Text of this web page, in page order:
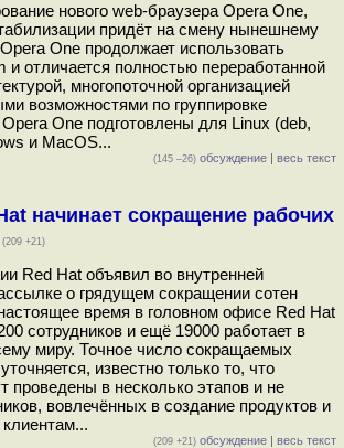
нового web-браузера Opera One,
придёт на смену нынешнему
One продолжает использовать
и отличается полностью переработанной
многопоточной организацией
возможностями по группировке
One подготовлены для Linux (deb,
и MacOS...
(145 –26) обсуждение | весь текст
начинает сокращение рабочих
(209 +21)
Red Hat объявил во внутренней
о грядущем сокращении сотен
время в головном офисе Red Hat
сотрудников и ещё 19000 работает в
миру. Точное число сокращаемых
известно только то, что
проведены в несколько этапов и не
вовлечённых в создание продуктов и
(209 +21) обсуждение | весь текст